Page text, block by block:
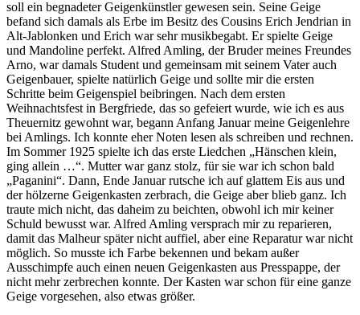
soll ein begnadeter Geigenkünstler gewesen sein. Seine Geige
befand sich damals als Erbe im Besitz des Cousins Erich Jendrian in
Alt-Jablonken und Erich war sehr musikbegabt. Er spielte Geige
und Mandoline perfekt. Alfred Amling, der Bruder meines Freundes
Arno, war damals Student und gemeinsam mit seinem Vater auch
Geigenbauer, spielte natürlich Geige und sollte mir die ersten
Schritte beim Geigenspiel beibringen. Nach dem ersten
Weihnachtsfest in Bergfriede, das so gefeiert wurde, wie ich es aus
Theuernitz gewohnt war, begann Anfang Januar meine Geigenlehre
bei Amlings. Ich konnte eher Noten lesen als schreiben und rechnen.
Im Sommer 1925 spielte ich das erste Liedchen
Hänschen klein,
ging allein … . Mutter war ganz stolz, für sie war ich schon bald
Paganini . Dann, Ende Januar rutsche ich auf glattem Eis aus und
der hölzerne Geigenkasten zerbrach, die Geige aber blieb ganz. Ich
traute mich nicht, das daheim zu beichten, obwohl ich mir keiner
Schuld bewusst war. Alfred Amling versprach mir zu reparieren,
damit das Malheur später nicht auffiel, aber eine Reparatur war nicht
möglich. So musste ich Farbe bekennen und bekam außer
Ausschimpfe auch einen neuen Geigenkasten aus Presspappe, der
nicht mehr zerbrechen konnte. Der Kasten war schon für eine ganze
Geige vorgesehen, also etwas größer.